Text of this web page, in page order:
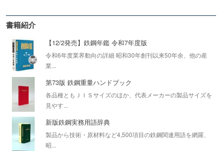
書籍紹介
【12/2発売】鉄鋼年鑑 令和7年度版
令和6年度業界動向の詳細 昭和30年創刊以来50年余、他の産
業...
第73版 鉄鋼重量ハンドブック
各品種ともＪＩＳサイズのほか、代表メーカーの製品サイズを
見やす...
新版鉄鋼実務用語辞典
製品から技術・原材料など4,500項目の鉄鋼関連用語を網羅、
昭...